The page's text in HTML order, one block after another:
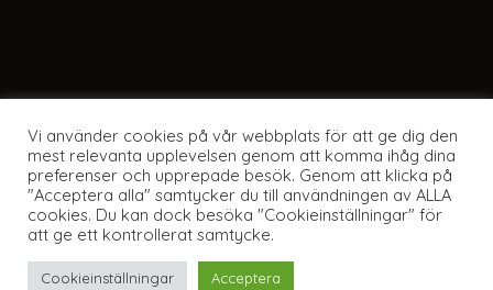
Webbplats av Knockout Webbyrå
Vi använder cookies på vår webbplats för att ge dig den
mest relevanta upplevelsen genom att komma ihåg dina
preferenser och upprepade besök. Genom att klicka på
"Acceptera alla" samtycker du till användningen av ALLA
cookies. Du kan dock besöka "Cookieinställningar" för
att ge ett kontrollerat samtycke.
Cookieinställningar Acceptera